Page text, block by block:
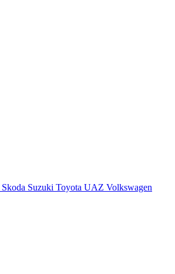
Skoda Suzuki Toyota UAZ Volkswagen